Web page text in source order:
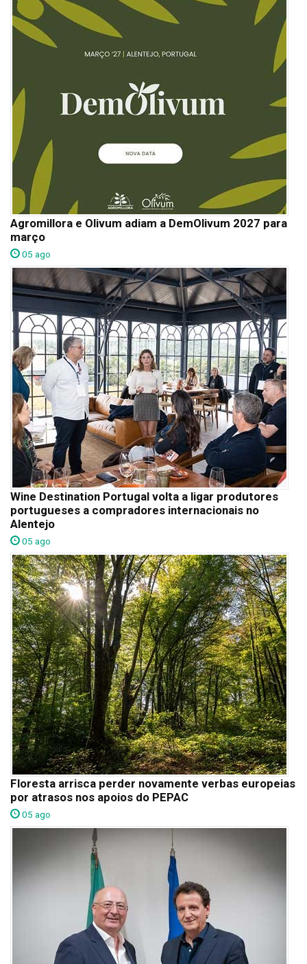
Agromillora e Olivum adiam a DemOlivum 2027 para
março
05 ago
Wine Destination Portugal volta a ligar produtores
portugueses a compradores internacionais no
Alentejo
05 ago
Floresta arrisca perder novamente verbas europeias
por atrasos nos apoios do PEPAC
05 ago